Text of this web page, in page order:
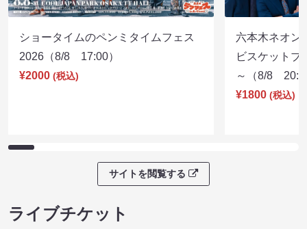
ショータイムのペンミタイムフェス
2026（8/8 17:00）
¥2000 (税込)
六本木ネオン
ビスケットブ
～（8/8
¥1800 (税込)
サイトを閲覧する
ライブチケット